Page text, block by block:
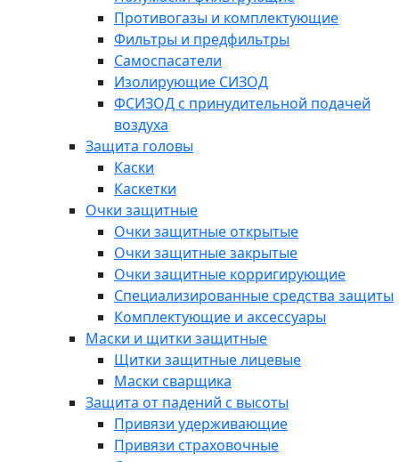
Противогазы и комплектующие
Фильтры и предфильтры
Самоспасатели
Изолирующие СИЗОД
ФСИЗОД с принудительной подачей
воздуха
Защита головы
Каски
Каскетки
Очки защитные
Очки защитные открытые
Очки защитные закрытые
Очки защитные корригирующие
Специализированные средства защиты
Комплектующие и аксессуары
Маски и щитки защитные
Щитки защитные лицевые
Маски сварщика
Защита от падений с высоты
Привязи удерживающие
Привязи страховочные